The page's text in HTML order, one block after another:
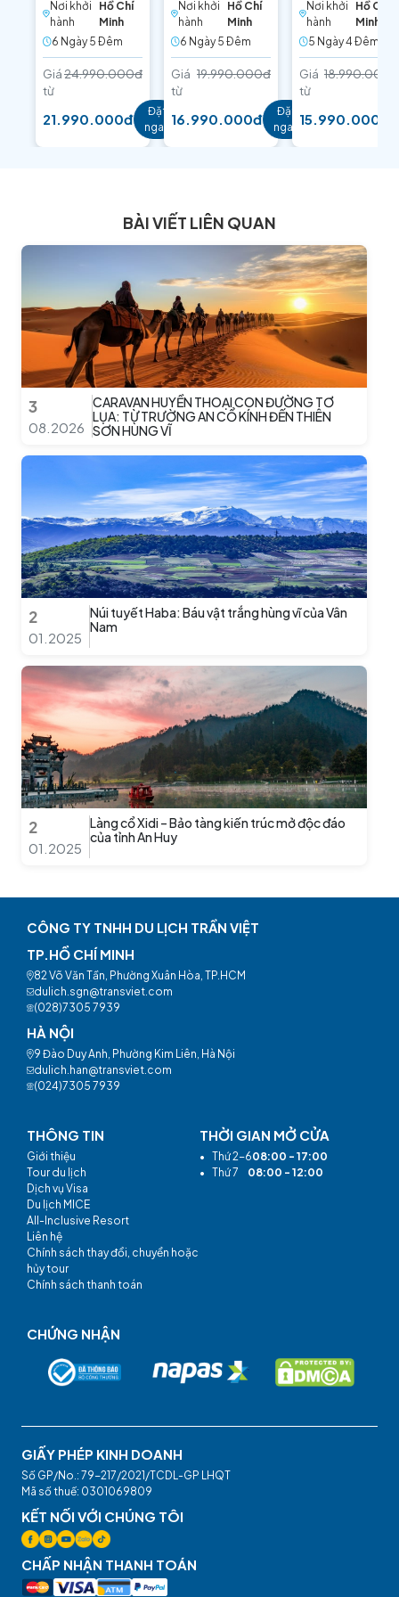
Nơi khởi
hành
Hồ Chí
Minh
6 Ngày 5 Ðêm
Giá
từ
24.990.000đ
21.990.000đ
Đặt
ngay
ĐÀO
Nơi khởi
hành
Hồ Chí
Minh
6 Ngày 5 Ðêm
Giá
từ
19.990.000đ
16.990.000đ
Đặt
ngay
Nơi khởi
hành
Hồ Chí
Minh
5 Ngày 4 Ðêm
Giá
từ
18.990.000đ
15.990.000đ
BÀI VIẾT LIÊN QUAN
3
08.2026
CARAVAN HUYỀN THOẠI CON ĐƯỜNG TƠ
LỤA: TỪ TRƯỜNG AN CỔ KÍNH ĐẾN THIÊN
SƠN HÙNG VĨ
2
01.2025
Núi tuyết Haba: Báu vật trắng hùng vĩ của Vân
Nam
2
01.2025
Làng cổ Xidi – Bảo tàng kiến trúc mở độc đáo
của tỉnh An Huy
CÔNG TY TNHH DU LỊCH TRẦN VIỆT
TP.HỒ CHÍ MINH
82 Võ Văn Tần, Phường Xuân Hòa, TP.HCM
dulich.sgn@transviet.com
(028)7305 7939
HÀ NỘI
9 Đào Duy Anh, Phường Kim Liên, Hà Nội
dulich.han@transviet.com
(024)7305 7939
THÔNG TIN
Giới thiệu
Tour du lịch
Dịch vụ Visa
Du lịch MICE
All-Inclusive Resort
Liên hệ
Chính sách thay đổi, chuyển hoặc
hủy tour
Chính sách thanh toán
THỜI GIAN MỞ CỬA
• Thứ 2-608:00 - 17:00
• Thứ 7 08:00 - 12:00
CHỨNG NHẬN
GIẤY PHÉP KINH DOANH
Số GP/No.: 79-217/2021/TCDL-GP LHQT
Mã số thuế: 0301069809
KẾT NỐI VỚI CHÚNG TÔI
CHẤP NHẬN THANH TOÁN